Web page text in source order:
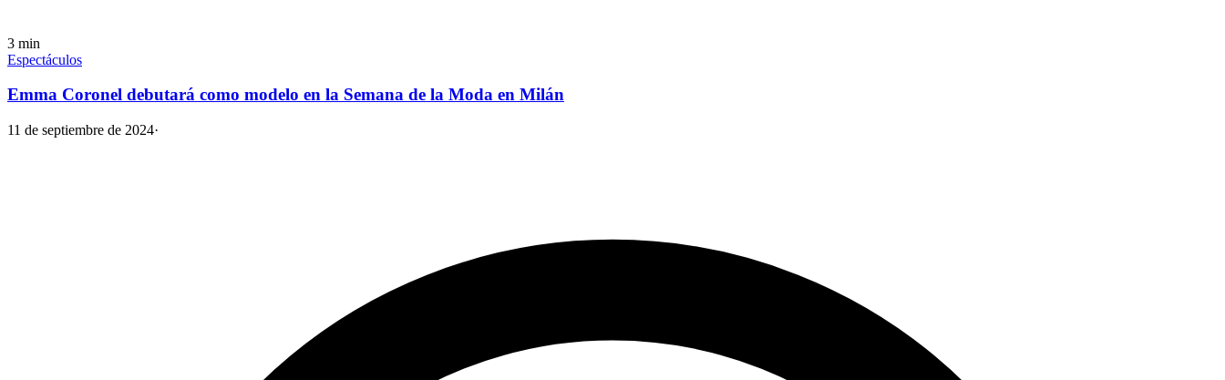
3 min
Espectáculos
Emma Coronel debutará como modelo en la Semana de la Moda en Milán
11 de septiembre de 2024·